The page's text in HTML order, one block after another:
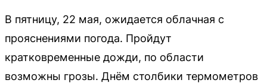
В пятницу, 22 мая, ожидается облачная с
прояснениями погода. Пройдут
кратковременные дожди, по области
возможны грозы. Днём столбики термометров